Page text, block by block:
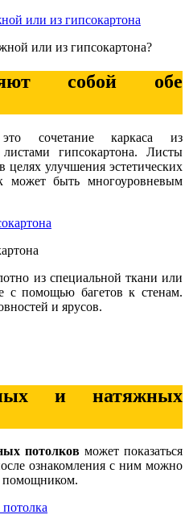
или из гипсокартона?
собой обе
сочетание каркаса из
гипсокартона. Листы
целях улучшения эстетических
может быть многоуровневым
из специальной ткани или
с помощью багетов к стенам.
и ярусов.
и натяжных
потолков может показаться
ознакомления с ним можно
помощником.